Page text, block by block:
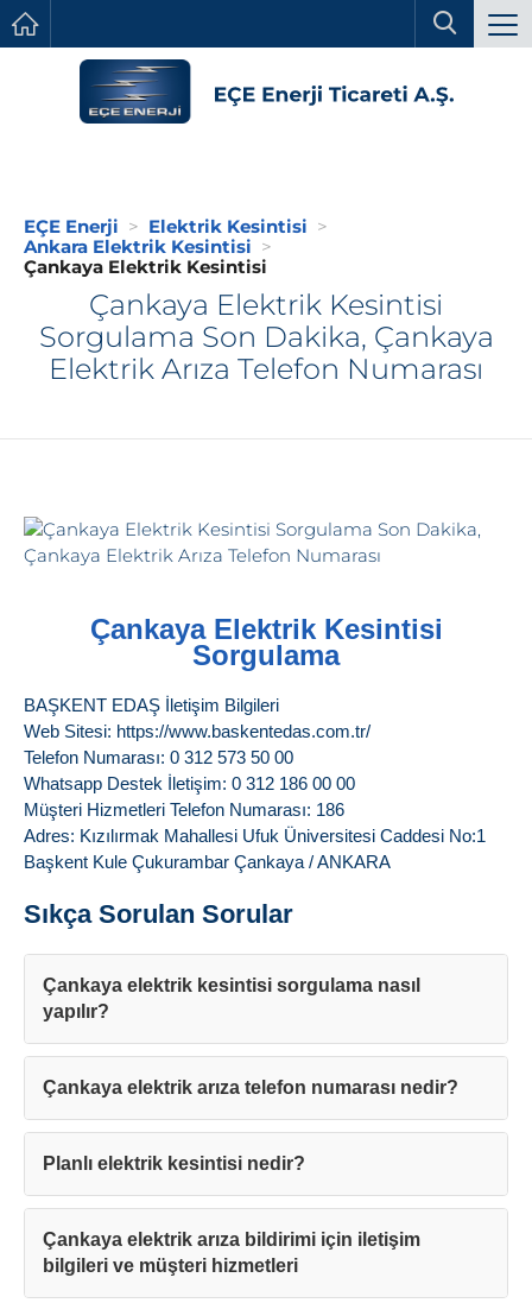
EÇE Enerji
Elektrik Kesintisi
Ankara Elektrik Kesintisi
Çankaya Elektrik Kesintisi
Çankaya Elektrik Kesintisi
Sorgulama Son Dakika, Çankaya
Elektrik Arıza Telefon Numarası
Çankaya Elektrik Kesintisi
Sorgulama
BAŞKENT EDAŞ İletişim Bilgileri
Web Sitesi: https://www.baskentedas.com.tr/
Telefon Numarası: 0 312 573 50 00
Whatsapp Destek İletişim: 0 312 186 00 00
Müşteri Hizmetleri Telefon Numarası: 186
Adres: Kızılırmak Mahallesi Ufuk Üniversitesi Caddesi No:1
Başkent Kule Çukurambar Çankaya / ANKARA
Sıkça Sorulan Sorular
Çankaya elektrik kesintisi sorgulama nasıl
yapılır?
Çankaya elektrik arıza telefon numarası nedir?
Planlı elektrik kesintisi nedir?
Çankaya elektrik arıza bildirimi için iletişim
bilgileri ve müşteri hizmetleri